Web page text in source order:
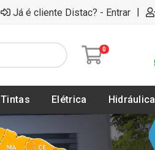
Já é cliente Distac? - Entrar |
0
Tintas Elétrica Hidráulica